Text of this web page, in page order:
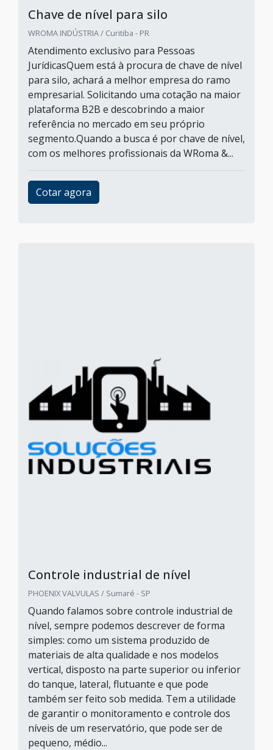
Chave de nível para silo
WROMA INDÚSTRIA / Curitiba - PR
Atendimento exclusivo para Pessoas
JurídicasQuem está à procura de chave de nível
para silo, achará a melhor empresa do ramo
empresarial. Solicitando uma cotação na maior
plataforma B2B e descobrindo a maior
referência no mercado em seu próprio
segmento.Quando a busca é por chave de nível,
com os melhores profissionais da WRoma &...
Cotar agora
Controle industrial de nível
PHOENIX VALVULAS / Sumaré - SP
Quando falamos sobre controle industrial de
nível, sempre podemos descrever de forma
simples: como um sistema produzido de
materiais de alta qualidade e nos modelos
vertical, disposto na parte superior ou inferior
do tanque, lateral, flutuante e que pode
também ser feito sob medida. Tem a utilidade
de garantir o monitoramento e controle dos
níveis de um reservatório, que pode ser de
pequeno, médio...